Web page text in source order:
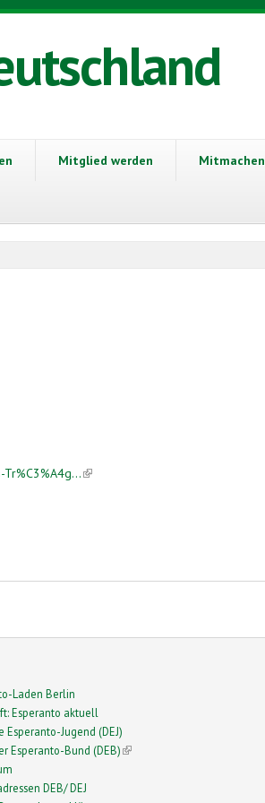
Mitglied werden Mitmachen
(link is external)
Laden Berlin
Esperanto aktuell
Esperanto-Jugend (DEJ)
Esperanto-Bund (DEB)(link is external)
DEB/ DEJ